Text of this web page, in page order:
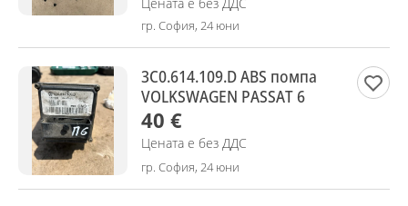
гр. София, 24 юни
3C0.614.109.D ABS помпа
VOLKSWAGEN PASSAT 6
40 €
Цената е без ДДС
гр. София, 24 юни